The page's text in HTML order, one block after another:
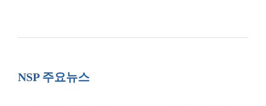
NSP 주요뉴스